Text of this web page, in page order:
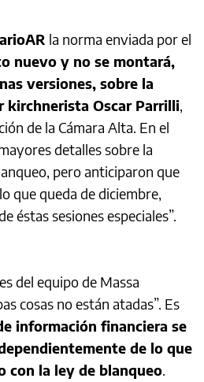
la norma enviada por el
nuevo y no se montará,
versiones, sobre la
kirchnerista Oscar Parrilli,
de la Cámara Alta. En el
detalles sobre la
pero anticiparon que
que queda de diciembre,
éstas sesiones especiales”.
del equipo de Massa
cosas no están atadas”. Es
información financiera se
de lo que
con la ley de blanqueo.